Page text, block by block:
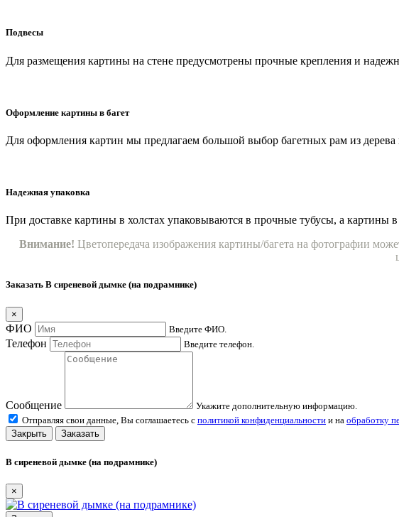
Подвесы
Для размещения картины на стене предусмотрены прочные крепления и
Оформление картины в багет
Для оформления картин мы предлагаем большой выбор багетных рам из
Надежная упаковка
При доставке картины в холстах упаковываются в прочные тубусы, а картины
Внимание! Цветопередача изображения картины/багета на фотографии
Заказать В сиреневой дымке (на подрамнике)
×
ФИО Введите ФИО.
Телефон Введите телефон.
Сообщение
Укажите дополнительную информацию.
Отправляя свои данные, Вы соглашаетесь с политикой конфиденциальности и на обработку
Закрыть
Заказать
В сиреневой дымке (на подрамнике)
×